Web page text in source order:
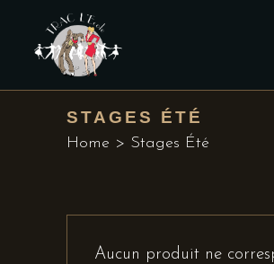
STAGES ÉTÉ
Home > Stages Été
Aucun produit ne